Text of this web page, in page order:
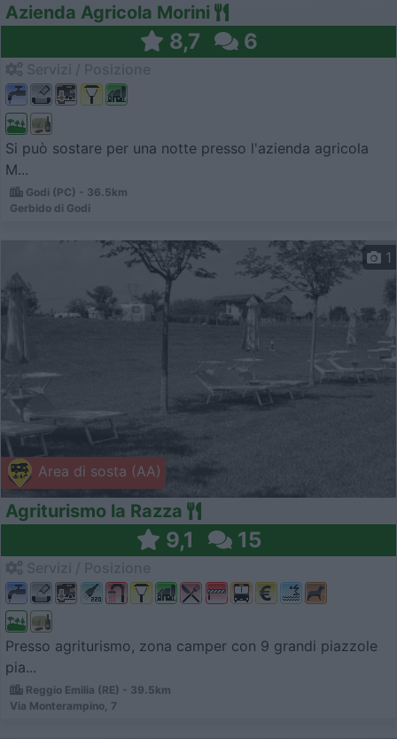
Azienda Agricola Morini
8,7 6
Si può sostare per una notte presso l'azienda agricola
M...
Godi (PC) - 36.5km
Gerbido di Godi
Area di sosta (AA)
1
Agriturismo la Razza
9,1 15
Presso agriturismo, zona camper con 9 grandi piazzole
pia...
Reggio Emilia (RE) - 39.5km
Via Monterampino, 7